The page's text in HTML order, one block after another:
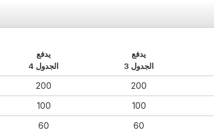
يدفع
الجدول 3
يدفع
الجدول 4
200
200
100
100
60
60